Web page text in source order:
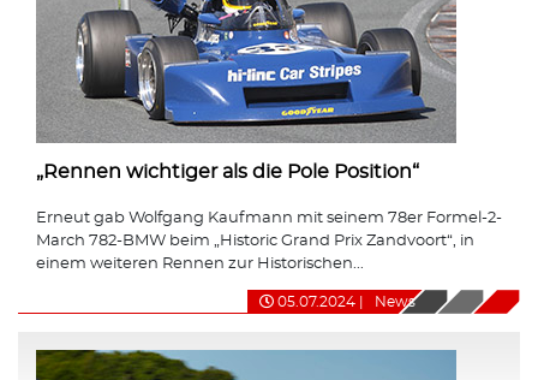
„Rennen wichtiger als die Pole Position“
Erneut gab Wolfgang Kaufmann mit seinem 78er Formel-2-
March 782-BMW beim „Historic Grand Prix Zandvoort“, in
einem weiteren Rennen zur Historischen...
05.07.2024 News